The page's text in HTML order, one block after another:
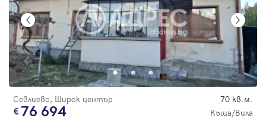
Севлиево, Широк център 70 кв.м.
76 694 Къща/Вила